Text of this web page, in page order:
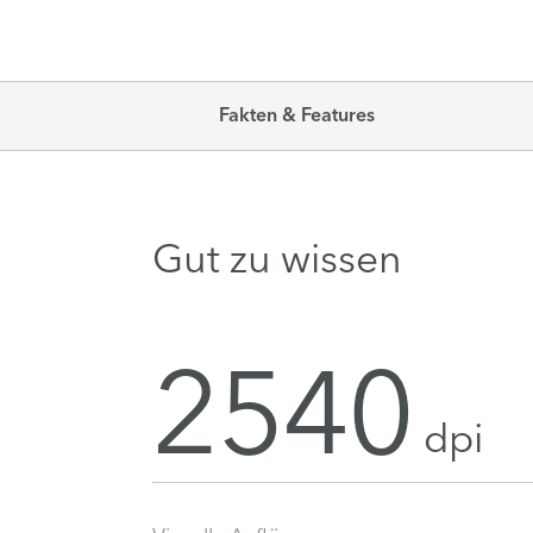
Fakten & Features
Gut zu wissen
2540 dpi